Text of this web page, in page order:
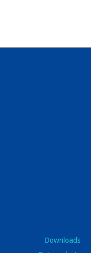
Downloads